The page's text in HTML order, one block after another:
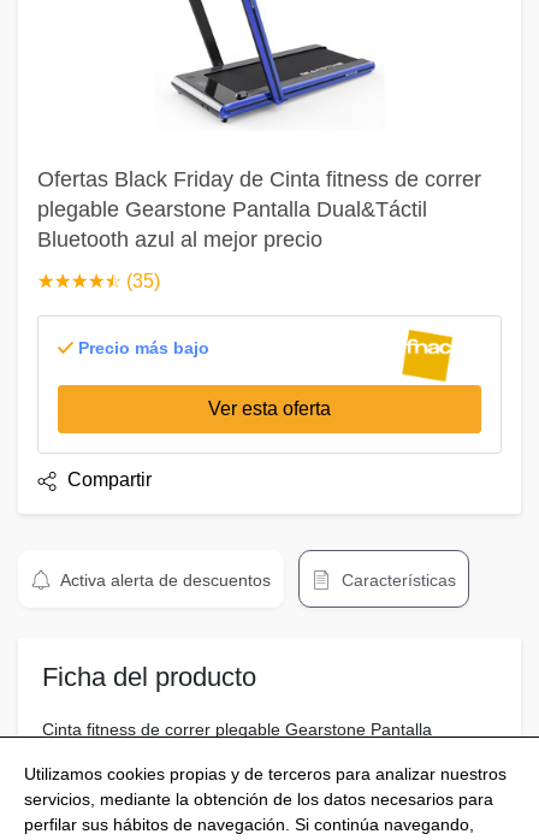
Ofertas Black Friday de Cinta fitness de correr
plegable Gearstone Pantalla Dual&Táctil
Bluetooth azul al mejor precio
☆☆☆☆☆
★★★★★ (35)
Precio más bajo
Ver esta oferta
Compartir
Activa alerta de descuentos Características
Ficha del producto
Cinta fitness de correr plegable Gearstone Pantalla
Utilizamos cookies propias y de terceros para analizar nuestros
servicios, mediante la obtención de los datos necesarios para
perfilar sus hábitos de navegación. Si continúa navegando,